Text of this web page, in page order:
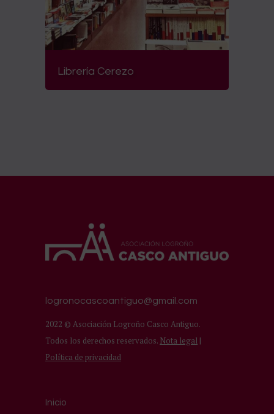
Librería Cerezo
logronocascoantiguo@gmail.com
2022 © Asociación Logroño Casco Antiguo.
Todos los derechos reservados. Nota legal |
Política de privacidad
Inicio